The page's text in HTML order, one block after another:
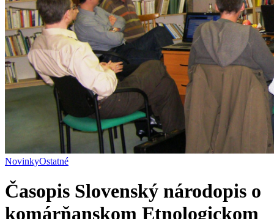
NovinkyOstatné
Časopis Slovenský národopis o
komárňanskom Etnologickom